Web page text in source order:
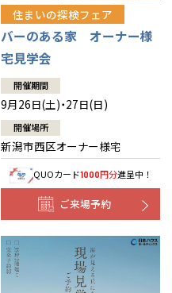
住まいの探検フェア
バーのある家 オーナー様
宅見学会
開催期間
9月26日(土)・27日(日)
開催場所
新潟市西区オーナー様宅
QUOカード1000円分進呈中！
ご来場予約